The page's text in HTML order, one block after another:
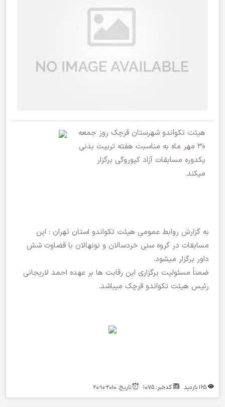
هیئت تکواندو شهرستان قرچک روز جمعه
۳۰ مهر ماه به مناسبت هفته تربیت بدنی
یکدوره مسابقات آزاد کیوروگی برگزار
میکند.
به گزارش روابط عمومی هیئت تکواندو استان تهران : این
مسابقات در گروه سنی خردسالان و نونهالان با قضاوت شش
داور برگزار میشود.
ضمناً مسئولیت برگزاری این رقابت ها بر عهده احمد لاریجانی
رئیس هیئت تکواندو قرچک میباشد.
کدخبر: 1075 تاریخ: 2010-10-20